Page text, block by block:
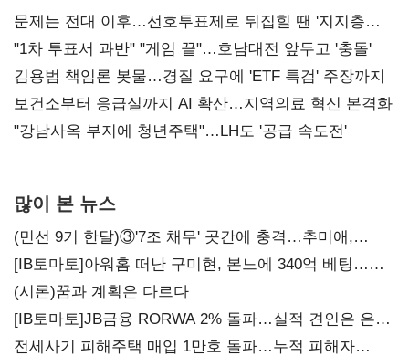
문제는 전대 이후…선호투표제로 뒤집힐 땐 '지지층
불복'
"1차 투표서 과반" "게임 끝"…호남대전 앞두고 '충돌'
김용범 책임론 봇물…경질 요구에 'ETF 특검' 주장까지
보건소부터 응급실까지 AI 확산…지역의료 혁신 본격화
"강남사옥 부지에 청년주택"…LH도 '공급 속도전'
많이 본 뉴스
(민선 9기 한달)③'7조 채무' 곳간에 충격…추미애,
20년만에 '비상재정' 선언 승부수
[IB토마토]아워홈 떠난 구미현, 본느에 340억 베팅…
가족 지배체제 구축
(시론)꿈과 계획은 다르다
[IB토마토]JB금융 RORWA 2% 돌파…실적 견인은 은행
아닌 캐피탈
전세사기 피해주택 매입 1만호 돌파…누적 피해자